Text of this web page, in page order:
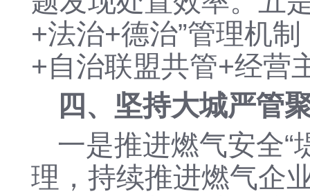
+法治+德治”管理机
+自治联盟共管+经营
四、坚持大城严管
一是推进燃气安全“
理，持续推进燃气企